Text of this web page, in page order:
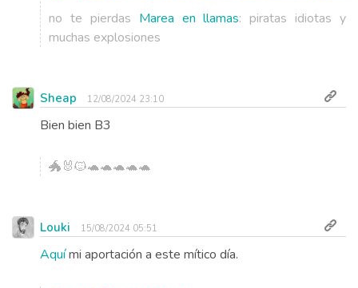
no te pierdas Marea en llamas: piratas idiotas y
muchas explosiones
Sheap 12/08/2024 23:10
Bien bien B3
🐲🐰🐱🐢🐢🐢🐢🐢
Louki 15/08/2024 05:51
Aquími aportación a este mítico día.